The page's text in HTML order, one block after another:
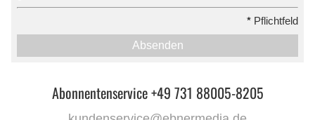
* Pflichtfeld
Absenden
Abonnentenservice +49 731 88005-8205